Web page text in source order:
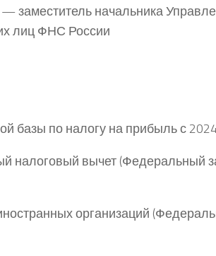
заместитель начальника
лиц ФНС России
базы по налогу на прибыль с
налоговый вычет (Федеральный
организаций